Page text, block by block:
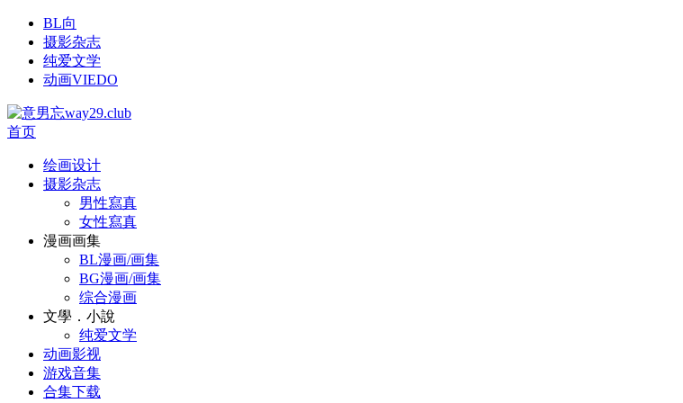
BL向
摄影杂志
纯爱文学
动画VIEDO
首页
绘画设计
摄影杂志
男性寫真
女性寫真
漫画画集
BL漫画/画集
BG漫画/画集
综合漫画
文學．小說
纯爱文学
动画影视
游戏音集
合集下载